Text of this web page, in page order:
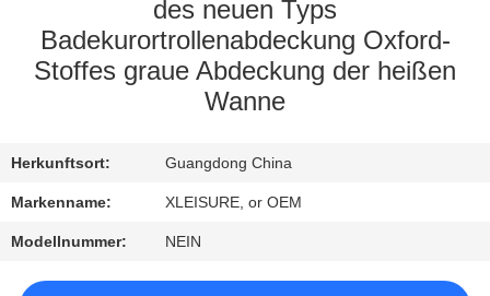
CONTROL
CONTACT
A
QUOTE
des neuen Typs
Badekurortrollenabdeckung Oxford-
Stoffes graue Abdeckung der heißen
Wanne
Herkunftsort: Guangdong China
Markenname: XLEISURE, or OEM
Modellnummer: NEIN